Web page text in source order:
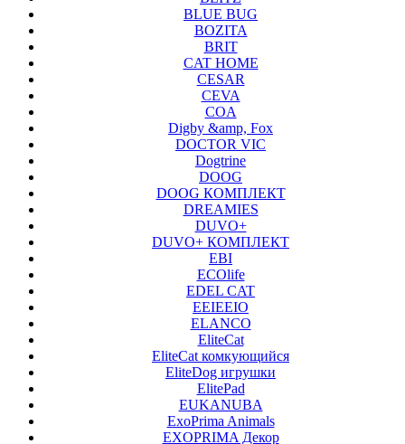
BLUE BUG
BOZITA
BRIT
CAT HOME
CESAR
CEVA
COA
Digby &amp, Fox
DOCTOR VIC
Dogtrine
DOOG
DOOG КОМПЛЕКТ
DREAMIES
DUVO+
DUVO+ КОМПЛЕКТ
EBI
ECOlife
EDEL CAT
EEIEEIO
ELANCO
EliteCat
EliteCat комкующийся
EliteDog игрушки
ElitePad
EUKANUBA
ExoPrima Animals
EXOPRIMA Декор